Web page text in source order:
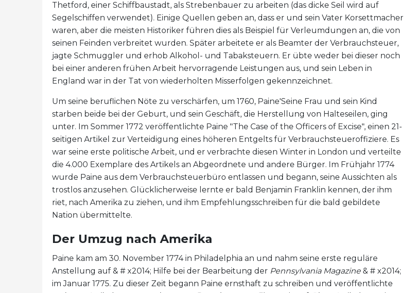
Thetford, einer Schiffbaustadt, als Strebenbauer zu arbeiten (das dicke Seil wird auf
Segelschiffen verwendet). Einige Quellen geben an, dass er und sein Vater Korsettmacher
waren, aber die meisten Historiker führen dies als Beispiel für Verleumdungen an, die von
seinen Feinden verbreitet wurden. Später arbeitete er als Beamter der Verbrauchsteuer,
jagte Schmuggler und erhob Alkohol- und Tabaksteuern. Er übte weder bei dieser noch
bei einer anderen frühen Arbeit hervorragende Leistungen aus, und sein Leben in
England war in der Tat von wiederholten Misserfolgen gekennzeichnet.
Um seine beruflichen Nöte zu verschärfen, um 1760, Paine'Seine Frau und sein Kind
starben beide bei der Geburt, und sein Geschäft, die Herstellung von Halteseilen, ging
unter. Im Sommer 1772 veröffentlichte Paine "The Case of the Officers of Excise", einen 21-
seitigen Artikel zur Verteidigung eines höheren Entgelts für Verbrauchsteueroffiziere. Es
war seine erste politische Arbeit, und er verbrachte diesen Winter in London und verteilte
die 4.000 Exemplare des Artikels an Abgeordnete und andere Bürger. Im Frühjahr 1774
wurde Paine aus dem Verbrauchsteuerbüro entlassen und begann, seine Aussichten als
trostlos anzusehen. Glücklicherweise lernte er bald Benjamin Franklin kennen, der ihm
riet, nach Amerika zu ziehen, und ihm Empfehlungsschreiben für die bald gebildete
Nation übermittelte.
Der Umzug nach Amerika
Paine kam am 30. November 1774 in Philadelphia an und nahm seine erste reguläre
Anstellung auf & # x2014; Hilfe bei der Bearbeitung der Pennsylvania Magazine & # x2014;
im Januar 1775. Zu dieser Zeit begann Paine ernsthaft zu schreiben und veröffentlichte